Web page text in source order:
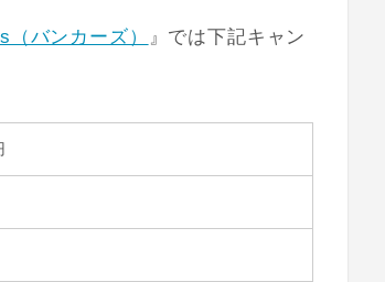
（バンカーズ）
』では下記キャン